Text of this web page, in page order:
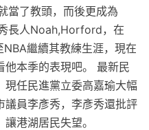
當了教頭，而後更成為
長人Noah,Horford，在
繼續其教練生涯，現在
他本季的表現吧。 最新民
現任民進黨立委高嘉瑜大幅
議員李彥秀，李彥秀還批評
港湖居民失望。